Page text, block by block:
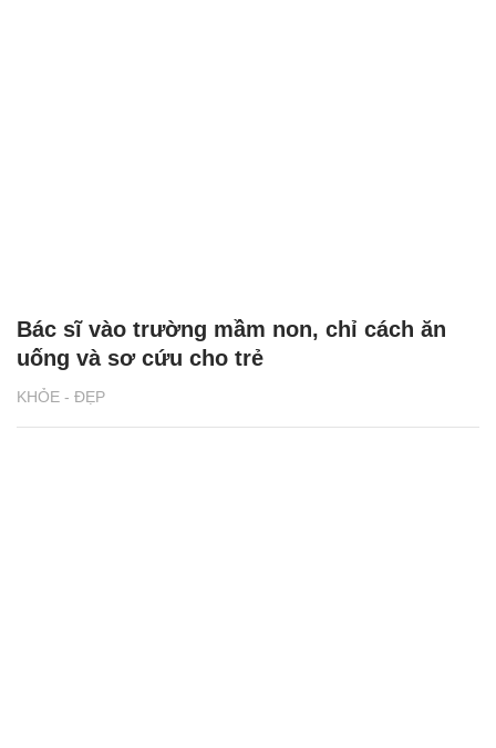
KHỎE - ĐẸP
Bác sĩ vào trường mầm non, chỉ cách ăn
uống và sơ cứu cho trẻ